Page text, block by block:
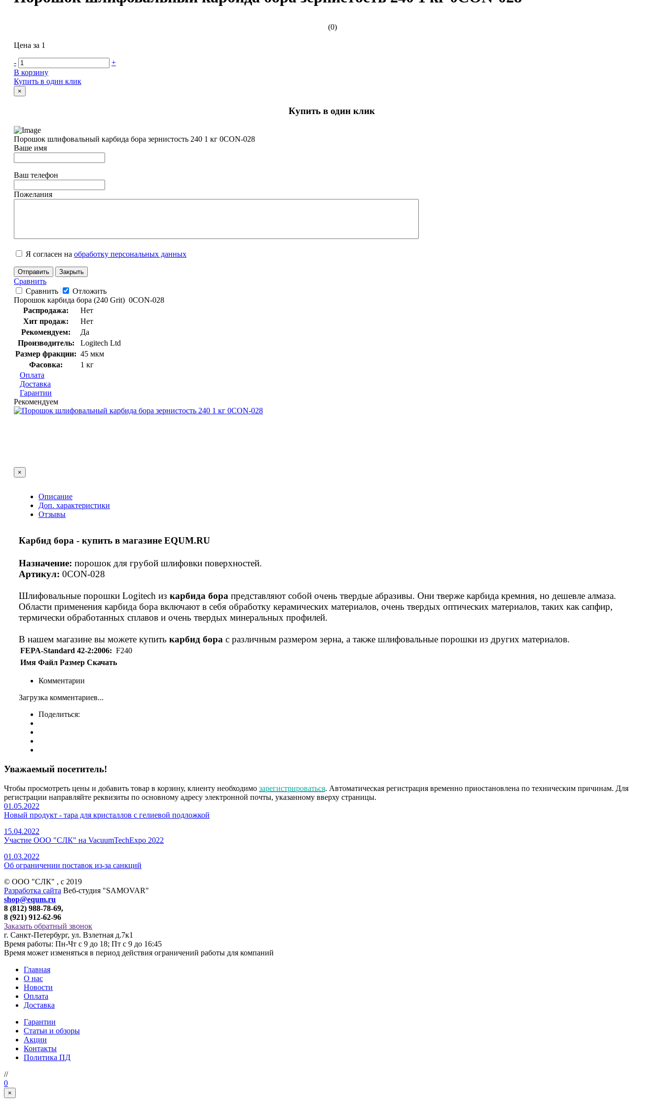
(0)
Цена за 1
-
+
В корзину
Купить в один клик
×
Купить в один клик
Порошок шлифовальный карбида бора зернистость 240 1 кг 0CON-028
Ваше имя
Ваш телефон
Пожелания
Я согласен на обработку персональных данных
Отправить Закрыть
Сравнить
Сравнить
Отложить
Порошок карбида бора (240 Grit) 0CON-028
Распродажа:
Нет
Хит продаж:
Нет
Рекомендуем:
Да
Производитель:
Logitech Ltd
Размер фракции: 45 мкм
Фасовка:
1 кг
Оплата
Доставка
Гарантии
Рекомендуем
×
Описание
Доп. характеристики
Отзывы
Карбид бора - купить в магазине EQUM.RU
Назначение: порошок для грубой шлифовки поверхностей.
Артикул: 0CON-028
Шлифовальные порошки Logitech из карбида бора представляют собой очень твердые абразивы. Они тверже карбида кремния, но дешевле алмаза.
Области применения карбида бора включают в себя обработку керамических материалов, очень твердых оптических материалов, таких как сапфир,
термически обработанных сплавов и очень твердых минеральных профилей.
В нашем магазине вы можете купить карбид бора с различным размером зерна, а также шлифовальные порошки из других материалов.
FEPA-Standard 42-2:2006: F240
Имя Файл Размер Скачать
Комментарии
Загрузка комментариев...
Поделиться:
Уважаемый посетитель!
Чтобы просмотреть цены и добавить товар в корзину, клиенту необходимо зарегистрироваться. Автоматическая регистрация временно приостановлена по техническим причинам. Для
регистрации направляйте реквизиты по основному адресу электронной почты, указанному вверху страницы.
01.05.2022
Новый продукт - тара для кристаллов с гелиевой подложкой
15.04.2022
Участие ООО "СЛК" на VacuumTechExpo 2022
01.03.2022
Об ограничении поставок из-за санкций
© ООО "СЛК" , c 2019
Разработка сайта Веб-студия "SAMOVAR"
shop@equm.ru
8 (812) 988-78-69,
8 (921) 912-62-96
Заказать обратный звонок
г. Санкт-Петербург, ул. Взлетная д.7к1
Время работы: Пн-Чт с 9 до 18; Пт с 9 до 16:45
Время может изменяться в период действия ограничений работы для компаний
Главная
О нас
Новости
Оплата
Доставка
Гарантии
Статьи и обзоры
Акции
Контакты
Политика ПД
//
0
×